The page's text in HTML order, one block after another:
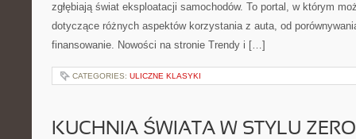
zgłębiają świat eksploatacji samochodów. To portal, w którym
dotyczące różnych aspektów korzystania z auta, od
finansowanie. Nowości na stronie Trendy i […]
CATEGORIES: ULICZNE KLASYKI
KUCHNIA ŚWIATA W STYLU